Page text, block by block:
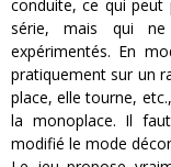
conduite, ce qui peut
série, mais qui
expérimentés. En
pratiquement sur un
place, elle tourne,
la monoplace. Il
modifié le mode